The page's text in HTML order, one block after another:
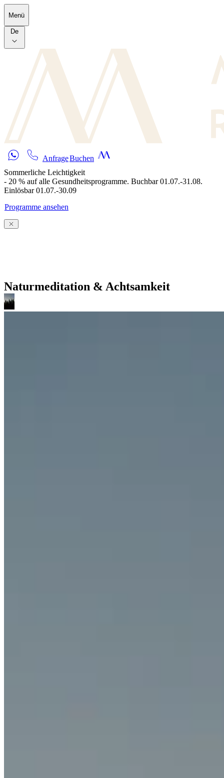
Skip to main content
Menü
De
AnfrageBuchen
Sommerliche Leichtigkeit
- 20 % auf alle Gesundheitsprogramme. Buchbar 01.07.-31.08.
Einlösbar 01.07.-30.09
Programme ansehen
Naturmeditation & Achtsamkeit